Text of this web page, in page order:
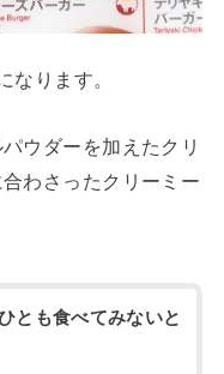
なります。
ウダーを加えたクリ
わさったクリーミー
とも食べてみないと